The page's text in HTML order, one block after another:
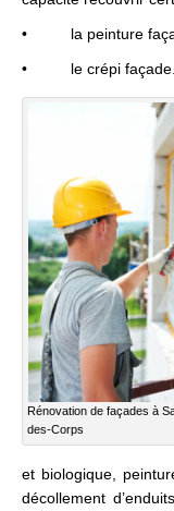
• la peinture
• le crépi façade.
Rénovation de façades à
des-Corps
et biologique,
décollement